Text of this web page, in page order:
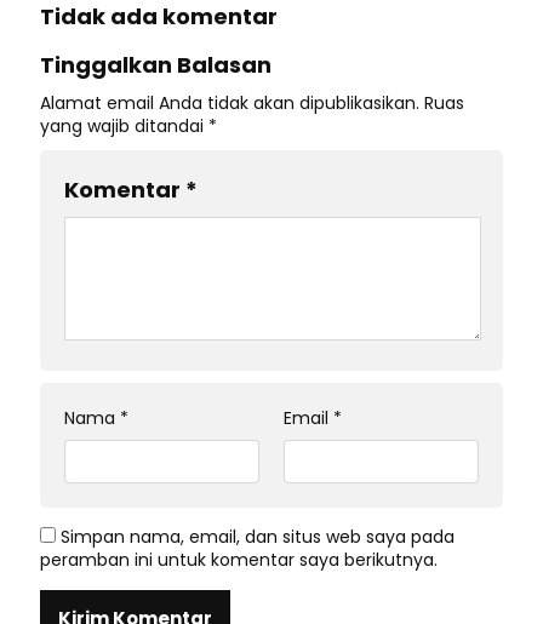
Tidak ada komentar
Tinggalkan Balasan
Alamat email Anda tidak akan dipublikasikan. Ruas
yang wajib ditandai *
Komentar *
Nama * Email *
Simpan nama, email, dan situs web saya pada
peramban ini untuk komentar saya berikutnya.